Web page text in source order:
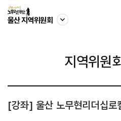
울산 지역위원회
지역위원
[강좌] 울산 노무현리더십로